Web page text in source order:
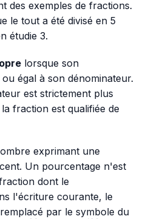
des exemples de fractions.
le tout a été divisé en 5
étudie 3.
lorsque son
égal à son dénominateur.
est strictement plus
fraction est qualifiée de
exprimant une
Un pourcentage n'est
dont le
l'écriture courante, le
par le symbole du